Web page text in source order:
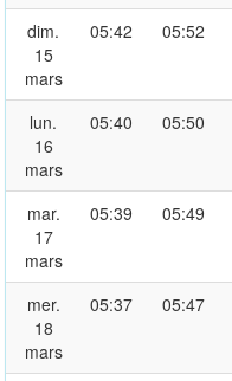
dim.
15
mars
05:42 05:52
lun.
16
mars
05:40 05:50
mar.
17
mars
05:39 05:49
mer.
18
mars
05:37 05:47